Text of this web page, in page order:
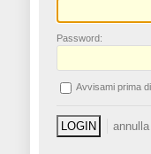
Password:
Avvisami prima